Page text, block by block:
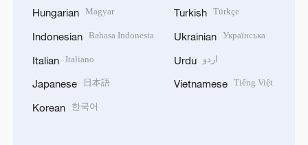
Hungarian Magyar
Indonesian Bahasa Indonesia
Italian Italiano
Japanese 日本語
Korean 한국어
Turkish Türkçe
Ukrainian Українська
Urdu اردو
Vietnamese Tiếng Việt